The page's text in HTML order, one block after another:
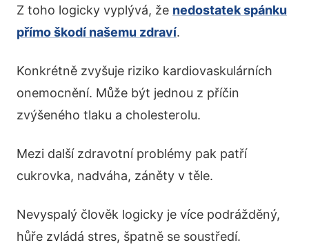
Z toho logicky vyplývá, že nedostatek spánku
přímo škodí našemu zdraví.
Konkrétně zvyšuje riziko kardiovaskulárních
onemocnění. Může být jednou z příčin
zvýšeného tlaku a cholesterolu.
Mezi další zdravotní problémy pak patří
cukrovka, nadváha, záněty v těle.
Nevyspalý člověk logicky je více podrážděný,
hůře zvládá stres, špatně se soustředí.